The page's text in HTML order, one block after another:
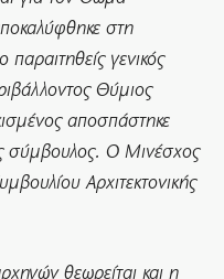
στη
παραιτηθείς γενικός
Θύμιος
αποσπάστηκε
σύμβουλος. Ο Μινέσχος
Αρχιτεκτονικής
θεωρείται και η